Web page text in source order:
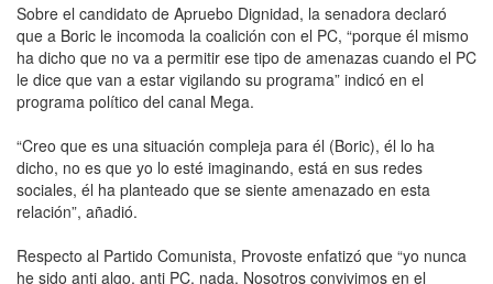
Sobre el candidato de Apruebo Dignidad, la senadora declaró
que a Boric le incomoda la coalición con el PC, “porque él mismo
ha dicho que no va a permitir ese tipo de amenazas cuando el PC
le dice que van a estar vigilando su programa” indicó en el
programa político del canal Mega.
“Creo que es una situación compleja para él (Boric), él lo ha
dicho, no es que yo lo esté imaginando, está en sus redes
sociales, él ha planteado que se siente amenazado en esta
relación”, añadió.
Respecto al Partido Comunista, Provoste enfatizó que “yo nunca
he sido anti algo, anti PC, nada. Nosotros convivimos en el